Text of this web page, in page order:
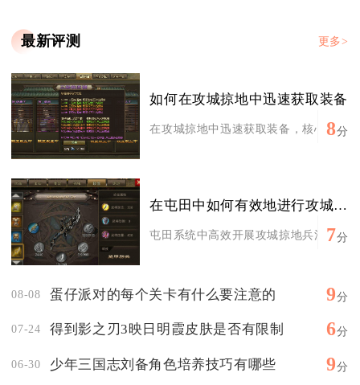
最新评测 更多>
如何在攻城掠地中迅速获取装备
在攻城掠地中迅速获取装备，核心是优
8分
在屯田中如何有效地进行攻城掠地的兵法训练
屯田系统中高效开展攻城掠地兵法训练
7分
08-08 蛋仔派对的每个关卡有什么要注意的 9分
07-24 得到影之刃3映日明霞皮肤是否有限制 6分
06-30 少年三国志刘备角色培养技巧有哪些 9分